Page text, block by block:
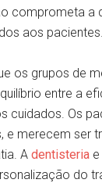
comprometa a
aos pacientes.
os grupos de
entre a
cuidados. Os
e merecem ser
Adentisteria
do